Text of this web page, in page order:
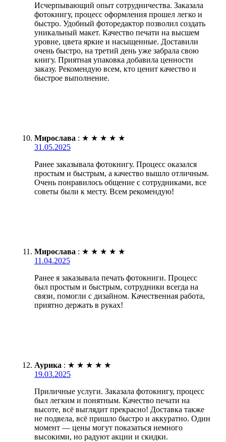
Исчерпывающий опыт сотрудничества. Заказала
фотокнигу, процесс оформления прошел легко и
быстро. Удобный фоторедактор позволил создать
уникальный макет. Качество печати на высшем
уровне, цвета яркие и насыщенные. Доставили
очень быстро, на третий день уже забрала свою
книгу. Приятная упаковка добавила ценности
заказу. Рекомендую всем, кто ценит качество и
быстрое выполнение.
Мирослава : ★ ★ ★ ★ ★
31.05.2025
Ранее заказывала фотокнигу. Процесс оказался
простым и быстрым, а качество вышло отличным.
Очень понравилось общение с сотрудниками, все
советы были к месту. Всем рекомендую!
Мирослава : ★ ★ ★ ★ ★
11.04.2025
Ранее я заказывала печать фотокниги. Процесс
был простым и быстрым, сотрудники всегда на
связи, помогли с дизайном. Качественная работа,
приятно держать в руках!
Аурика : ★ ★ ★ ★ ★
19.03.2025
Приличные услуги. Заказала фотокнигу, процесс
был легким и понятным. Качество печати на
высоте, всё выглядит прекрасно! Доставка также
не подвела, всё пришло быстро и аккуратно. Один
момент — цены могут показаться немного
высокими, но радуют акции и скидки.